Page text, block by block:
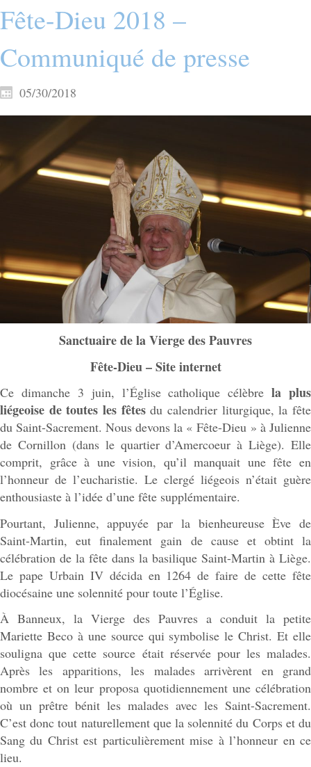
Fête-Dieu 2018 –
Communiqué de presse
05/30/2018
Sanctuaire de la Vierge des Pauvres
Fête-Dieu – Site internet
Ce dimanche 3 juin, l’Église catholique célèbrela plus
liégeoise de toutes les fêtesdu calendrier liturgique, la fête
du Saint-Sacrement. Nous devons la « Fête-Dieu » à Julienne
de Cornillon (dans le quartier d’Amercoeur à Liège). Elle
comprit, grâce à une vision, qu’il manquait une fête en
l’honneur de l’eucharistie. Le clergé liégeois n’était guère
enthousiaste à l’idée d’une fête supplémentaire.
Pourtant, Julienne, appuyée par la bienheureuse Ève de
Saint-Martin, eut finalement gain de cause et obtint la
célébration de la fête dans la basilique Saint-Martin à Liège.
Le pape Urbain IV décida en 1264 de faire de cette fête
diocésaine une solennité pour toute l’Église.
À Banneux, la Vierge des Pauvres a conduit la petite
Mariette Beco à une source qui symbolise le Christ. Et elle
souligna que cette source était réservée pour les malades.
Après les apparitions, les malades arrivèrent en grand
nombre et on leur proposa quotidiennement une célébration
où un prêtre bénit les malades avec les Saint-Sacrement.
C’est donc tout naturellement que la solennité du Corps et du
Sang du Christ est particulièrement mise à l’honneur en ce
lieu.